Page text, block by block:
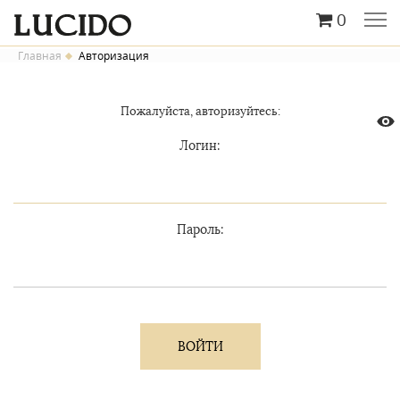
0
Главная Авторизация
Пожалуйста, авторизуйтесь:
Логин:
Пароль: